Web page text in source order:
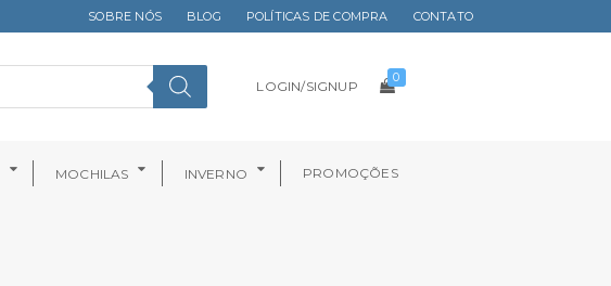
SOBRE NÓS BLOG POLÍTICAS DE COMPRA CONTATO
LOGIN/SIGNUP
0
MOCHILAS INVERNO PROMOÇÕES